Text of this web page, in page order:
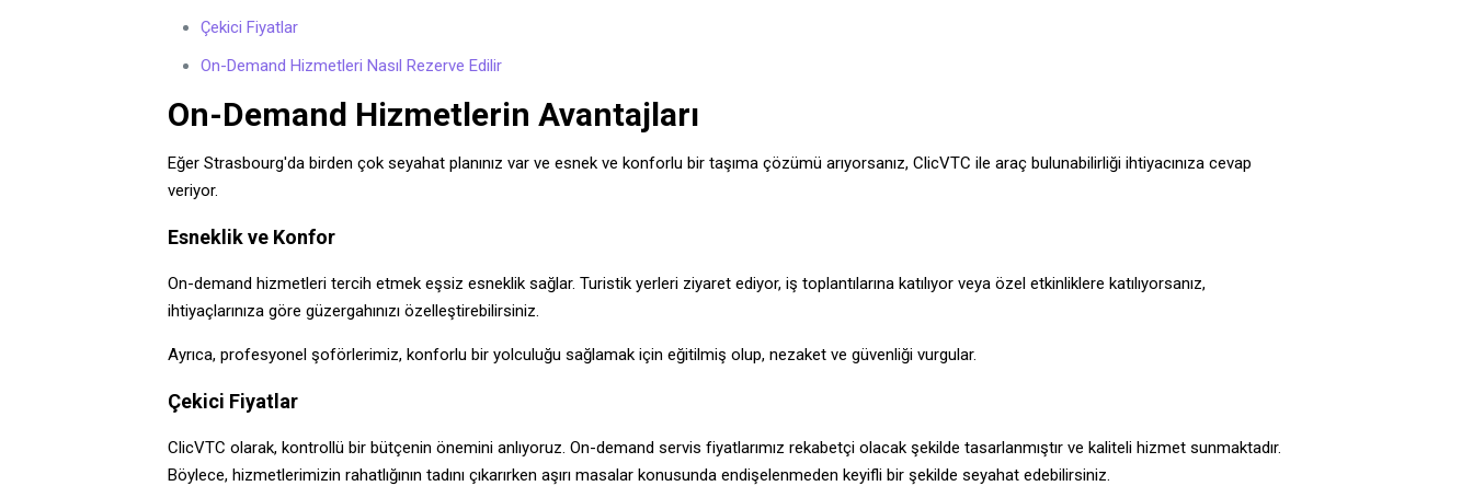
Çekici Fiyatlar
On-Demand Hizmetleri Nasıl Rezerve Edilir
On-Demand Hizmetlerin Avantajları
Eğer Strasbourg'da birden çok seyahat planınız var ve esnek ve konforlu bir taşıma çözümü arıyorsanız, ClicVTC ile araç bulunabilirliği ihtiyacınıza cevap
veriyor.
Esneklik ve Konfor
On-demand hizmetleri tercih etmek eşsiz esneklik sağlar. Turistik yerleri ziyaret ediyor, iş toplantılarına katılıyor veya özel etkinliklere katılıyorsanız,
ihtiyaçlarınıza göre güzergahınızı özelleştirebilirsiniz.
Ayrıca, profesyonel şoförlerimiz, konforlu bir yolculuğu sağlamak için eğitilmiş olup, nezaket ve güvenliği vurgular.
Çekici Fiyatlar
ClicVTC olarak, kontrollü bir bütçenin önemini anlıyoruz. On-demand servis fiyatlarımız rekabetçi olacak şekilde tasarlanmıştır ve kaliteli hizmet sunmaktadır.
Böylece, hizmetlerimizin rahatlığının tadını çıkarırken aşırı masalar konusunda endişelenmeden keyifli bir şekilde seyahat edebilirsiniz.